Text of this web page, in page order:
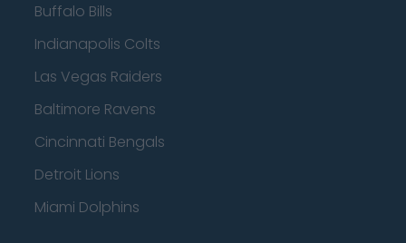
Buffalo Bills
Indianapolis Colts
Las Vegas Raiders
Baltimore Ravens
Cincinnati Bengals
Detroit Lions
Miami Dolphins